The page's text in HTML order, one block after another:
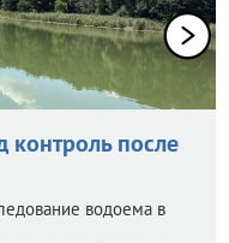
контроль после
водоема в